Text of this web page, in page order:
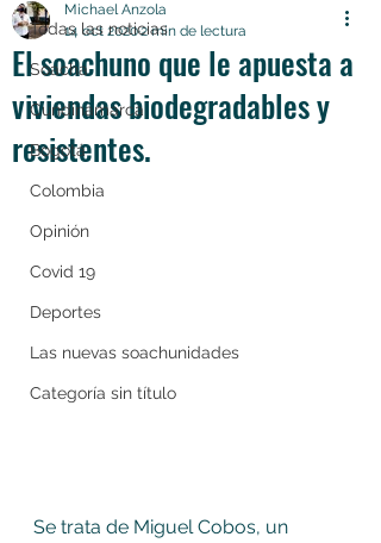
Todas las noticias
Soacha
Cundinamarca
Bogotá
Colombia
Opinión
Covid 19
Deportes
Las nuevas soachunidades
Categoría sin título
El soachuno que le apuesta a
viviendas biodegradables y
resistentes.
Michael Anzola
14 oct 20202 min de lectura
Se trata de Miguel Cobos, un